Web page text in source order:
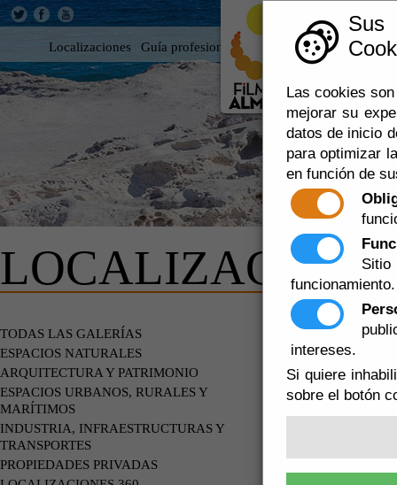
Las cookies
mejorar su
datos de inicio
para optimizar
en función de
funcionamiento.
intereses.
Si quiere
sobre el botón
Localizaciones Guía profesional Rodar en Almería 360
TODAS LAS GALERÍAS
ESPACIOS NATURALES
ARQUITECTURA Y PATRIMONIO
ESPACIOS URBANOS, RURALES Y
MARÍTIMOS
INDUSTRIA, INFRAESTRUCTURAS Y
TRANSPORTES
PROPIEDADES PRIVADAS